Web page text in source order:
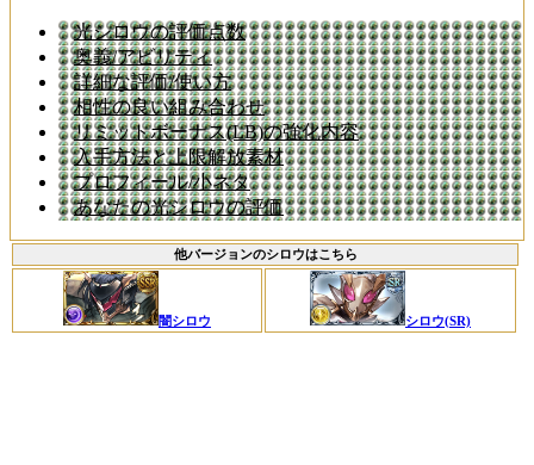
光シロウの評価点数
奥義/アビリティ
詳細な評価/使い方
相性の良い組み合わせ
リミットボーナス(LB)の強化内容
入手方法と上限解放素材
プロフィール/小ネタ
あなたの光シロウの評価
他バージョンのシロウはこちら
闇シロウ シロウ(SR)